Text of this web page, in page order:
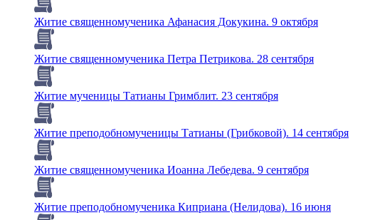
Житие священномученика Афанасия Докукина. 9 октября
Житие священномученика Петра Петрикова. 28 сентября
Житие мученицы Татианы Гримблит. 23 сентября
Житие преподобномученицы Татианы (Грибковой). 14 сентября
Житие священномученика Иоанна Лебедева. 9 сентября
Житие преподобномученика Киприана (Нелидова). 16 июня